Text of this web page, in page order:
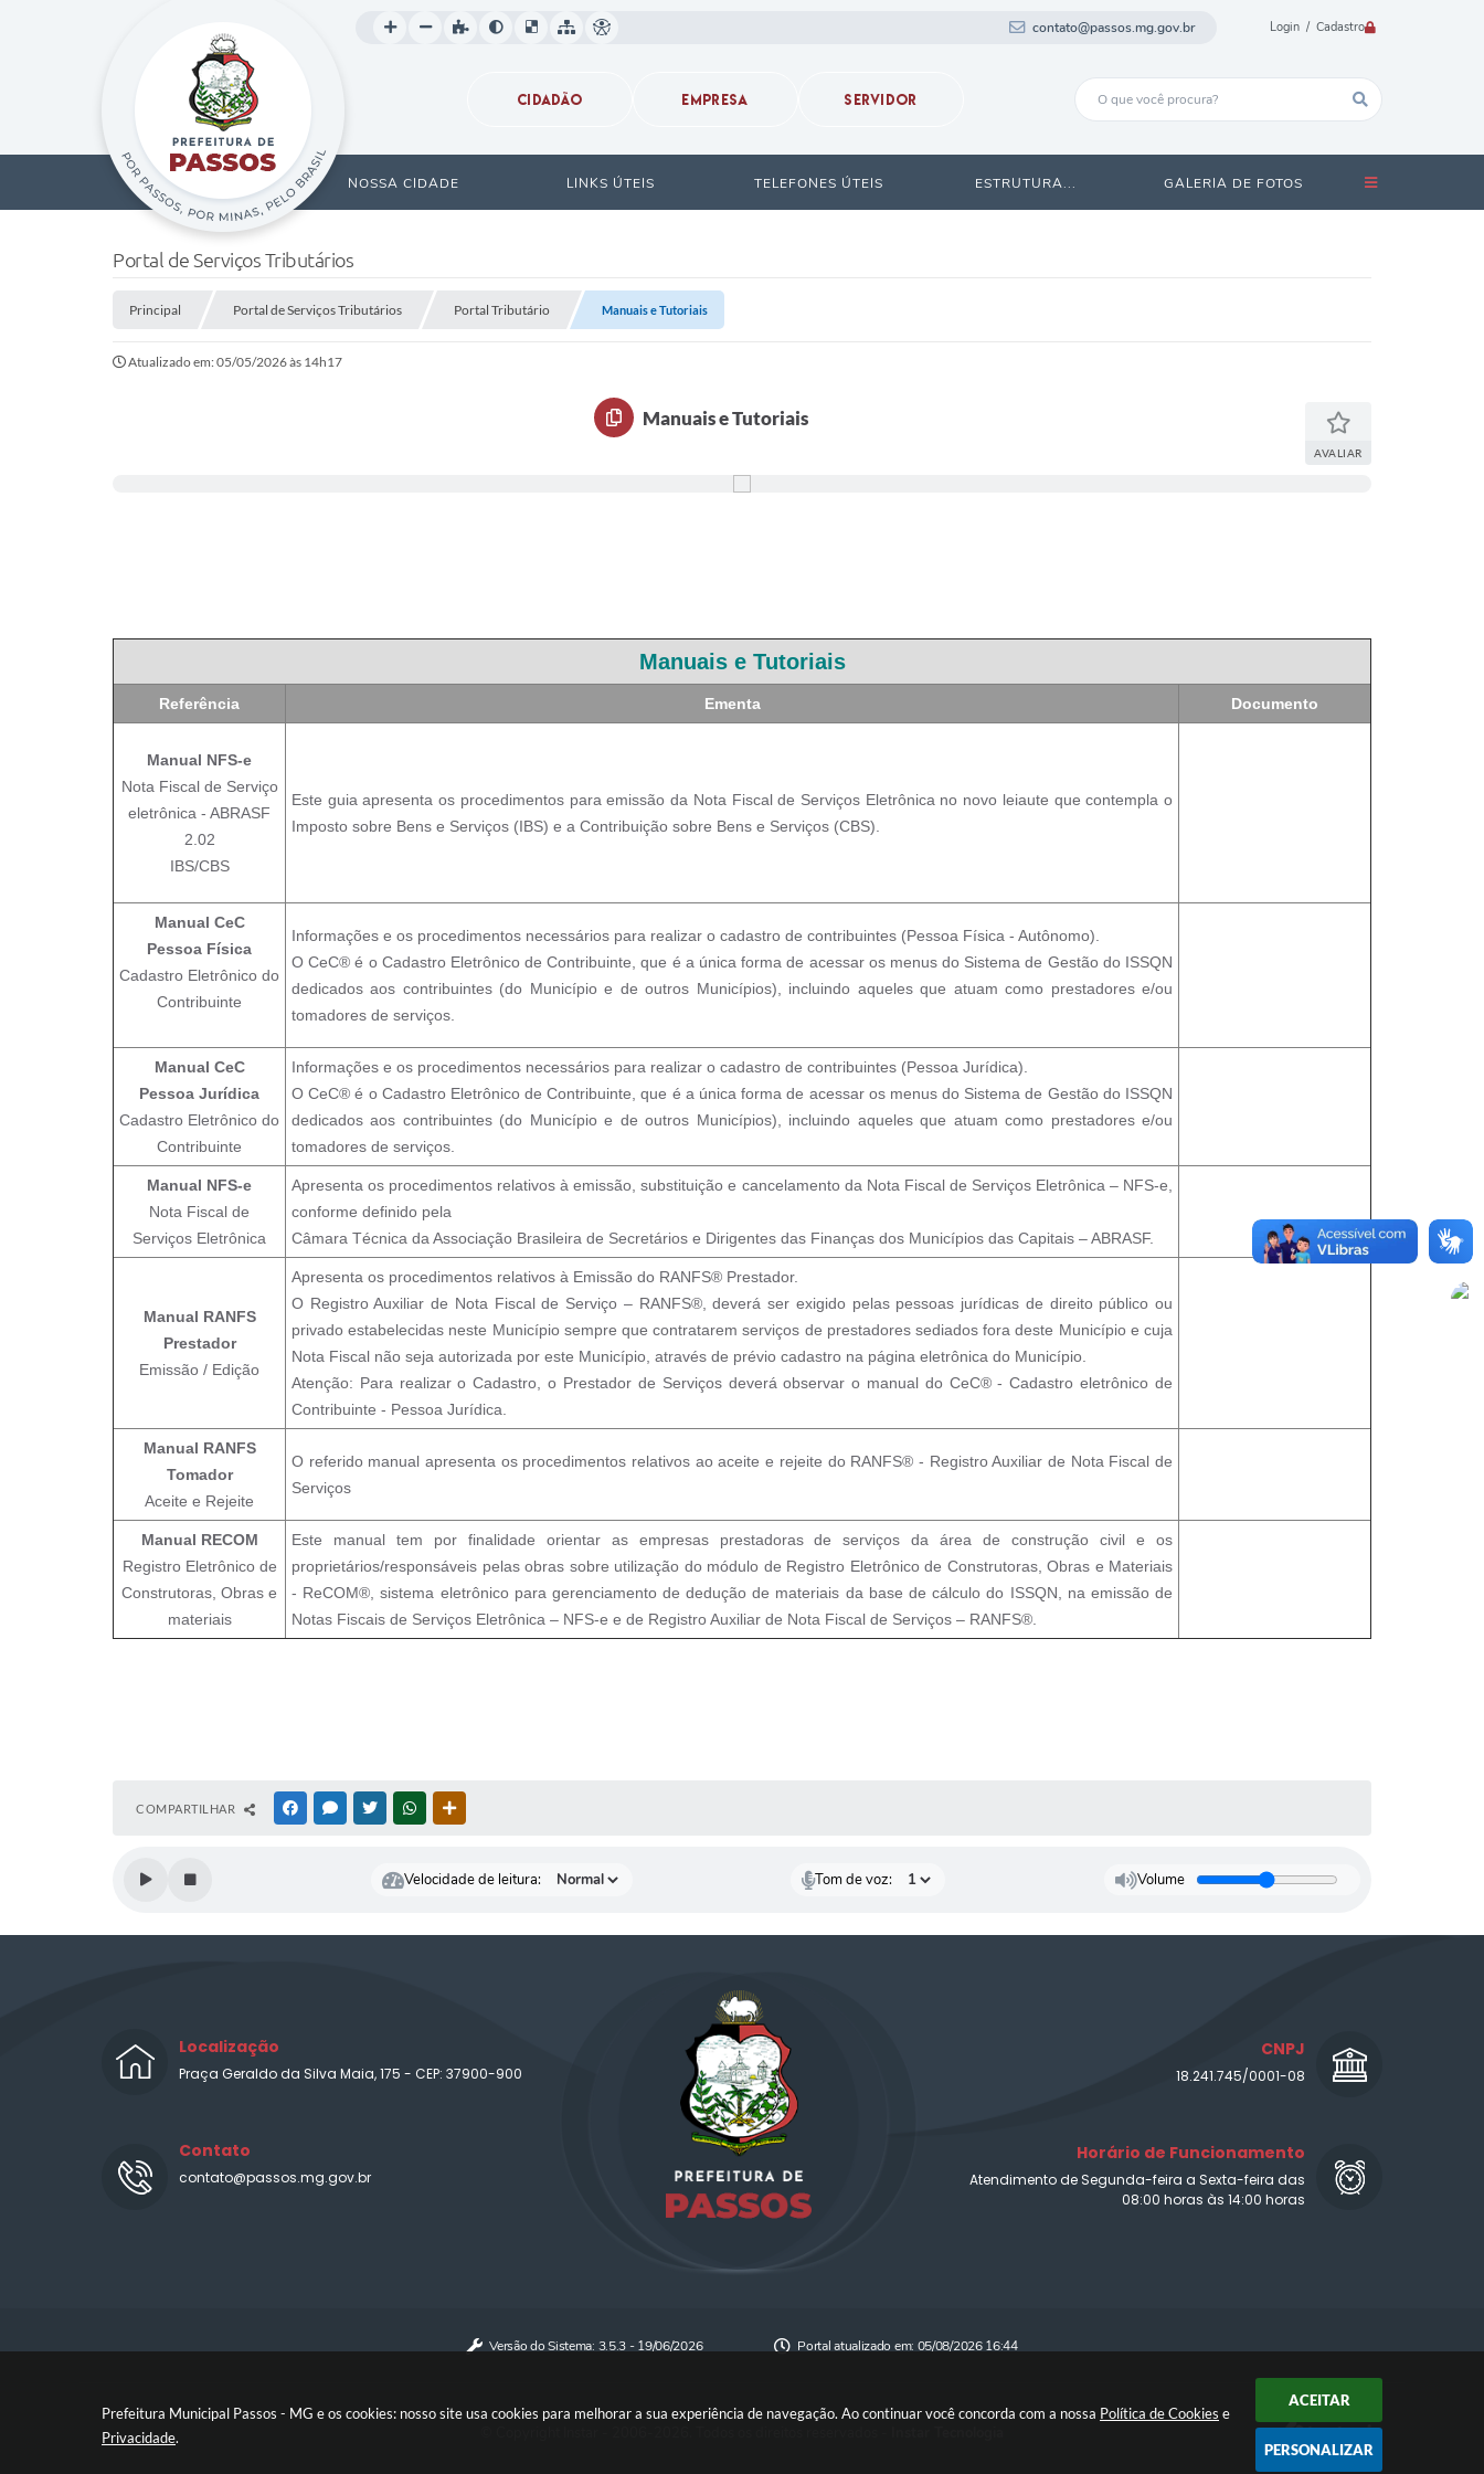
Prefeitura Municipal Passos - MG e os cookies: nosso site usa cookies para melhorar a sua experiência de navegação. Ao continuar você concorda com a nossa Política de Cookies e
Privacidade.
ACEITAR
PERSONALIZAR
Login / Cadastro
contato@passos.mg.gov.br
CIDADÃO EMPRESA SERVIDOR
NOSSA CIDADE LINKS ÚTEIS TELEFONES ÚTEIS ESTRUTURA... GALERIA DE FOTOS
Portal de Serviços Tributários
Principal Portal de Serviços Tributários Portal Tributário Manuais e Tutoriais
Atualizado em: 05/05/2026 às 14h17
Manuais e Tutoriais
AVALIAR
Manuais e Tutoriais
Referência Ementa Documento
Manual NFS-e
Nota Fiscal de Serviço
eletrônica - ABRASF
2.02
IBS/CBS
Este guia apresenta os procedimentos para emissão da Nota Fiscal de Serviços Eletrônica no novo leiaute que contempla o
Imposto sobre Bens e Serviços (IBS) e a Contribuição sobre Bens e Serviços (CBS).
Manual CeC
Pessoa Física
Cadastro Eletrônico do
Contribuinte
Informações e os procedimentos necessários para realizar o cadastro de contribuintes (Pessoa Física - Autônomo).
O CeC® é o Cadastro Eletrônico de Contribuinte, que é a única forma de acessar os menus do Sistema de Gestão do ISSQN
dedicados aos contribuintes (do Município e de outros Municípios), incluindo aqueles que atuam como prestadores e/ou
tomadores de serviços.
Manual CeC
Pessoa Jurídica
Cadastro Eletrônico do
Contribuinte
Informações e os procedimentos necessários para realizar o cadastro de contribuintes (Pessoa Jurídica).
O CeC® é o Cadastro Eletrônico de Contribuinte, que é a única forma de acessar os menus do Sistema de Gestão do ISSQN
dedicados aos contribuintes (do Município e de outros Municípios), incluindo aqueles que atuam como prestadores e/ou
tomadores de serviços.
Manual NFS-e
Nota Fiscal de
Serviços Eletrônica
Apresenta os procedimentos relativos à emissão, substituição e cancelamento da Nota Fiscal de Serviços Eletrônica – NFS-e,
conforme definido pela
Câmara Técnica da Associação Brasileira de Secretários e Dirigentes das Finanças dos Municípios das Capitais – ABRASF.
Manual RANFS
Prestador
Emissão / Edição
Apresenta os procedimentos relativos à Emissão do RANFS® Prestador.
O Registro Auxiliar de Nota Fiscal de Serviço – RANFS®, deverá ser exigido pelas pessoas jurídicas de direito público ou
privado estabelecidas neste Município sempre que contratarem serviços de prestadores sediados fora deste Município e cuja
Nota Fiscal não seja autorizada por este Município, através de prévio cadastro na página eletrônica do Município.
Atenção: Para realizar o Cadastro, o Prestador de Serviços deverá observar o manual do CeC® - Cadastro eletrônico de
Contribuinte - Pessoa Jurídica.
Manual RANFS
Tomador
Aceite e Rejeite
O referido manual apresenta os procedimentos relativos ao aceite e rejeite do RANFS® - Registro Auxiliar de Nota Fiscal de
Serviços
Manual RECOM
Registro Eletrônico de
Construtoras, Obras e
materiais
Este manual tem por finalidade orientar as empresas prestadoras de serviços da área de construção civil e os
proprietários/responsáveis pelas obras sobre utilização do módulo de Registro Eletrônico de Construtoras, Obras e Materiais
- ReCOM®, sistema eletrônico para gerenciamento de dedução de materiais da base de cálculo do ISSQN, na emissão de
Notas Fiscais de Serviços Eletrônica – NFS-e e de Registro Auxiliar de Nota Fiscal de Serviços – RANFS®.
COMPARTILHAR FACEBOOKMESSENGER
TWITTERWHATSAPP
Velocidade de leitura: Tom de voz: Volume
Localização
Praça Geraldo da Silva Maia, 175 - CEP: 37900-900
Contato
contato@passos.mg.gov.br
CNPJ
18.241.745/0001-08
Horário de Funcionamento
Atendimento de Segunda-feira a Sexta-feira das
08:00 horas às 14:00 horas
Versão do Sistema: 3.5.3 - 19/06/2026 Portal atualizado em: 05/08/2026 16:44